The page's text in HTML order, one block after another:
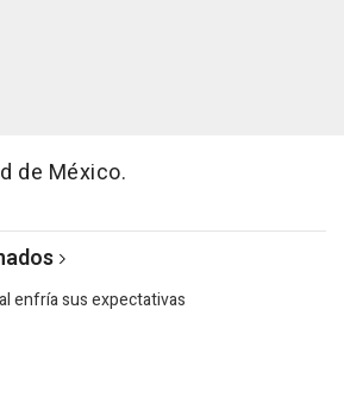
de México.
enfría sus expectativas